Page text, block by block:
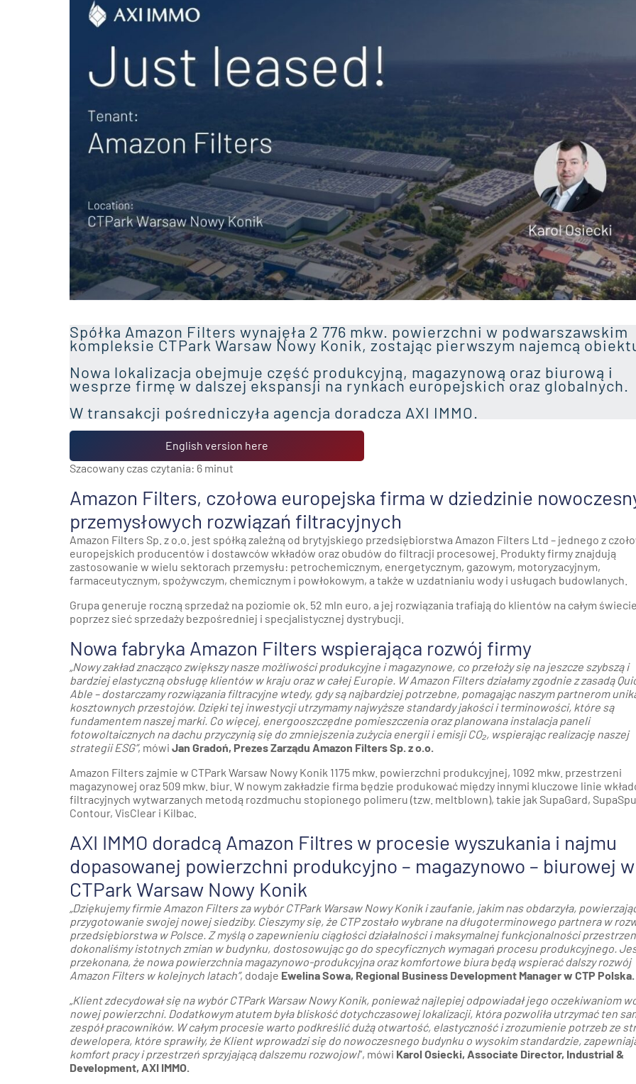
Poznaj nas –
najmu i zakupu
magazynów, hal
logistycznych i
AXI IMMO
Wrocław i okolice
Kraków i okolice
Szczecin i okolice
Spółka Amazon Filters wynajęła 2 776 mkw. powierzchni w podwarszawskim
kompleksie CTPark Warsaw Nowy Konik, zostając pierwszym najemcą
Nowa lokalizacja obejmuje część produkcyjną, magazynową oraz biurową i
wesprze firmę w dalszej ekspansji na rynkach europejskich oraz globalnych.
W transakcji pośredniczyła agencja doradcza AXI IMMO.
English version here
Szacowany czas czytania: 6 minut
Amazon Filters, czołowa europejska firma w dziedzinie
przemysłowych rozwiązań filtracyjnych
Amazon Filters Sp. z o.o. jest spółką zależną od brytyjskiego przedsiębiorstwa Amazon Filters Ltd – jednego z
europejskich producentów i dostawców wkładów oraz obudów do filtracji procesowej. Produkty firmy znajdują
zastosowanie w wielu sektorach przemysłu: petrochemicznym, energetycznym, gazowym, motoryzacyjnym,
farmaceutycznym, spożywczym, chemicznym i powłokowym, a także w uzdatnianiu wody i usługach budowlanych.
Grupa generuje roczną sprzedaż na poziomie ok. 52 mln euro, a jej rozwiązania trafiają do klientów na całym świecie
poprzez sieć sprzedaży bezpośredniej i specjalistycznej dystrybucji.
Nowa fabryka Amazon Filters wspierająca rozwój firmy
„Nowy zakład znacząco zwiększy nasze możliwości produkcyjne i magazynowe, co przełoży się na jeszcze szybszą i
bardziej elastyczną obsługę klientów w kraju oraz w całej Europie. W Amazon Filters działamy zgodnie z zasadą
Able – dostarczamy rozwiązania filtracyjne wtedy, gdy są najbardziej potrzebne, pomagając naszym partnerom
kosztownych przestojów. Dzięki tej inwestycji utrzymamy najwyższe standardy jakości i terminowości, które są
fundamentem naszej marki. Co więcej, energooszczędne pomieszczenia oraz planowana instalacja paneli
fotowoltaicznych na dachu przyczynią się do zmniejszenia zużycia energii i emisji CO₂, wspierając realizację naszej
strategii ESG”, mówi Jan Gradoń, Prezes Zarządu Amazon Filters Sp. z o.o.
Amazon Filters zajmie w CTPark Warsaw Nowy Konik 1175 mkw. powierzchni produkcyjnej, 1092 mkw. przestrzeni
magazynowej oraz 509 mkw. biur. W nowym zakładzie firma będzie produkować między innymi kluczowe linie
filtracyjnych wytwarzanych metodą rozdmuchu stopionego polimeru (tzw. meltblown), takie jak SupaGard,
Contour, VisClear i Kilbac.
AXI IMMO doradcą Amazon Filtres w procesie wyszukania i najmu
dopasowanej powierzchni produkcyjno – magazynowo – biurowej w
CTPark Warsaw Nowy Konik
„Dziękujemy firmie Amazon Filters za wybór CTPark Warsaw Nowy Konik i zaufanie, jakim nas obdarzyła,
przygotowanie swojej nowej siedziby. Cieszymy się, że CTP zostało wybrane na długoterminowego partnera w
przedsiębiorstwa w Polsce. Z myślą o zapewnieniu ciągłości działalności i maksymalnej funkcjonalności
dokonaliśmy istotnych zmian w budynku, dostosowując go do specyficznych wymagań procesu produkcyjnego.
przekonana, że nowa powierzchnia magazynowo-produkcyjna oraz komfortowe biura będą wspierać dalszy rozwój
Amazon Filters w kolejnych latach”, dodaje Ewelina Sowa, Regional Business Development Manager w CTP Polska.
„Klient zdecydował się na wybór CTPark Warsaw Nowy Konik, ponieważ najlepiej odpowiadał jego oczekiwaniom
nowej powierzchni. Dodatkowym atutem była bliskość dotychczasowej lokalizacji, która pozwoliła utrzymać ten
zespół pracowników. W całym procesie warto podkreślić dużą otwartość, elastyczność i zrozumienie potrzeb ze
dewelopera, które sprawiły, że Klient wprowadzi się do nowoczesnego budynku o wysokim standardzie,
komfort pracy i przestrzeń sprzyjającą dalszemu rozwojowi”, mówi Karol Osiecki, Associate Director, Industrial &
Development, AXI IMMO.